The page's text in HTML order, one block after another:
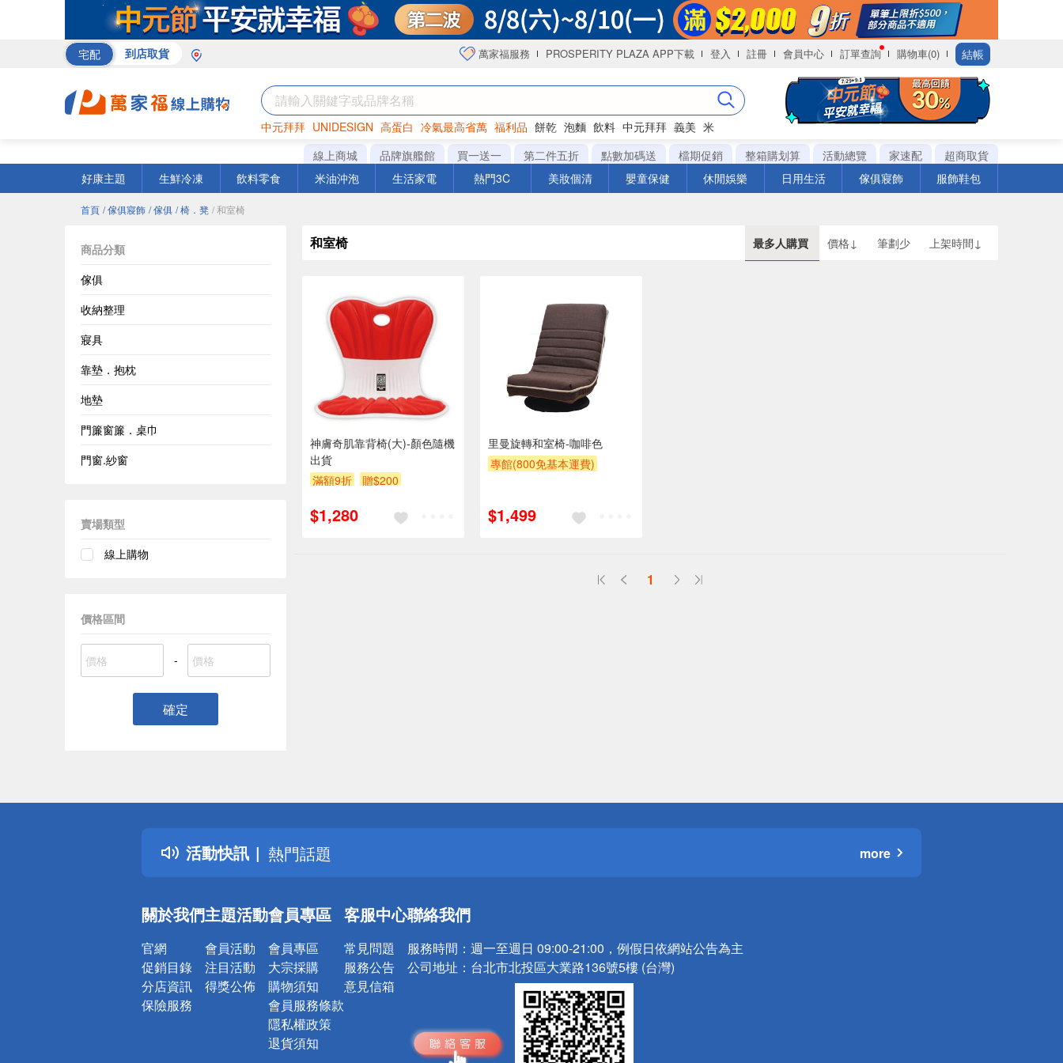
宅配 到店取貨 萬家福服務 PROSPERITY PLAZA APP下載 登入 註冊 會員中心 訂單查詢 購物車(0) 結帳
中元拜拜 UNIDESIGN 高蛋白 冷氣最高省萬 福利品 餅乾 泡麵 飲料 中元拜拜 義美 米
罐頭 海苔 洋芋片
線上商城 品牌旗艦館 買一送一 第二件五折 點數加碼送 檔期促銷 整箱購划算 活動總覽 家速配
超商取貨
好康主題
生鮮冷凍 飲料零食 米油沖泡 生活家電 熱門3C 美妝個清 嬰童保健 休閒娛樂 日用生活 傢俱寢飾 服飾鞋包
首頁 / 傢俱寢飾 / 傢俱 / 椅．凳 / 和室椅
商品分類
傢俱
收納整理
寢具
靠墊．抱枕
地墊
門簾窗簾．桌巾
門窗.紗窗
賣場類型
線上購物
價格區間
-
確定
和室椅 最多人購買 價格↓ 筆劃少 上架時間↓
神膚奇肌靠背椅(大)-顏色隨機
出貨
滿額9折
贈$200
$1,280
里曼旋轉和室椅-咖啡色
專館(800免基本運費)
$1,499
1
活動快訊
詐騙網頁！請小心！
得獎公告
熱門話題
銀行優惠
詐騙網頁！請小心！
more
關於我們
官網
促銷目錄
分店資訊
保險服務
主題活動
會員活動
注目活動
得獎公佈
會員專區
會員專區
大宗採購
購物須知
會員服務條款
隱私權政策
退貨須知
客服中心
常見問題
服務公告
意見信箱
聯絡我們
服務時間： 週一至週日 09:00-21:00，例假日依網站公告為主
公司地址： 台北市北投區大業路136號5樓 (台灣)